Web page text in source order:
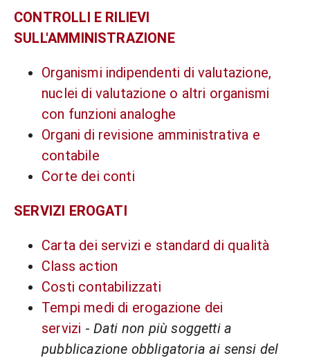
CONTROLLI E RILIEVI
SULL'AMMINISTRAZIONE
Organismi indipendenti di valutazione,
nuclei di valutazione o altri organismi
con funzioni analoghe
Organi di revisione amministrativa e
contabile
Corte dei conti
SERVIZI EROGATI
Carta dei servizi e standard di qualità
Class action
Costi contabilizzati
Tempi medi di erogazione dei
servizi - Dati non più soggetti a
pubblicazione obbligatoria ai sensi del